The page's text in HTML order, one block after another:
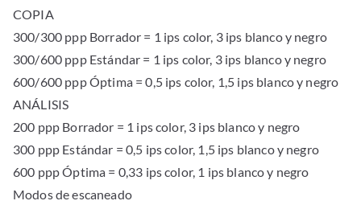
COPIA
300/300 ppp Borrador = 1 ips color, 3 ips blanco y negro
300/600 ppp Estándar = 1 ips color, 3 ips blanco y negro
600/600 ppp Óptima = 0,5 ips color, 1,5 ips blanco y negro
ANÁLISIS
200 ppp Borrador = 1 ips color, 3 ips blanco y negro
300 ppp Estándar = 0,5 ips color, 1,5 ips blanco y negro
600 ppp Óptima = 0,33 ips color, 1 ips blanco y negro
Modos de escaneado